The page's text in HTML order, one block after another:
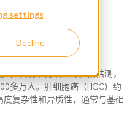
settings
Decline
，发病率持续上升。据估测，
多万人。肝细胞癌（HCC）约
复杂性和异质性，通常与基础